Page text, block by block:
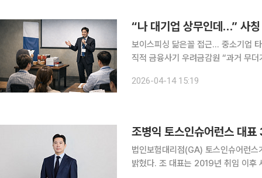
“나 대기업 상무인데…” 사
보이스피싱 닮은꼴 접근… 중소기업
직적 금융사기 우려금감원 “과거 무더기
은 “그간의 협력에 감사하다”며 “산
2026-04-14 15:19
조병익 토스인슈어런스 대
법인보험대리점(GA) 토스인슈어런
밝혔다. 조 대표는 2019년 취임 이후 세 번째 연임이 확정되면서 2028년까지 조직을 이끌게 됐다.